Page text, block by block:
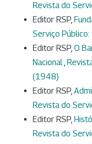
Revista do
Editor RSP,
Serviço
Editor RSP, O
Nacional,
(1948)
Editor RSP,
Revista do
Editor RSP,
Revista do